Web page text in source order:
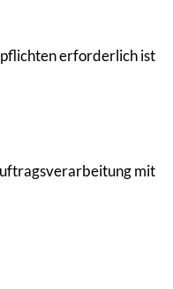
erforderlich ist
mit